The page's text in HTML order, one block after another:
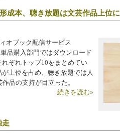
成本、聴き放題は文芸作品上位に
オブック配信サービス
品購入部門ではダウンロード
ぞれトップ10をまとめてい
上位を占め、聴き放題では人
品の支持が目立った。
続きを読む»
走